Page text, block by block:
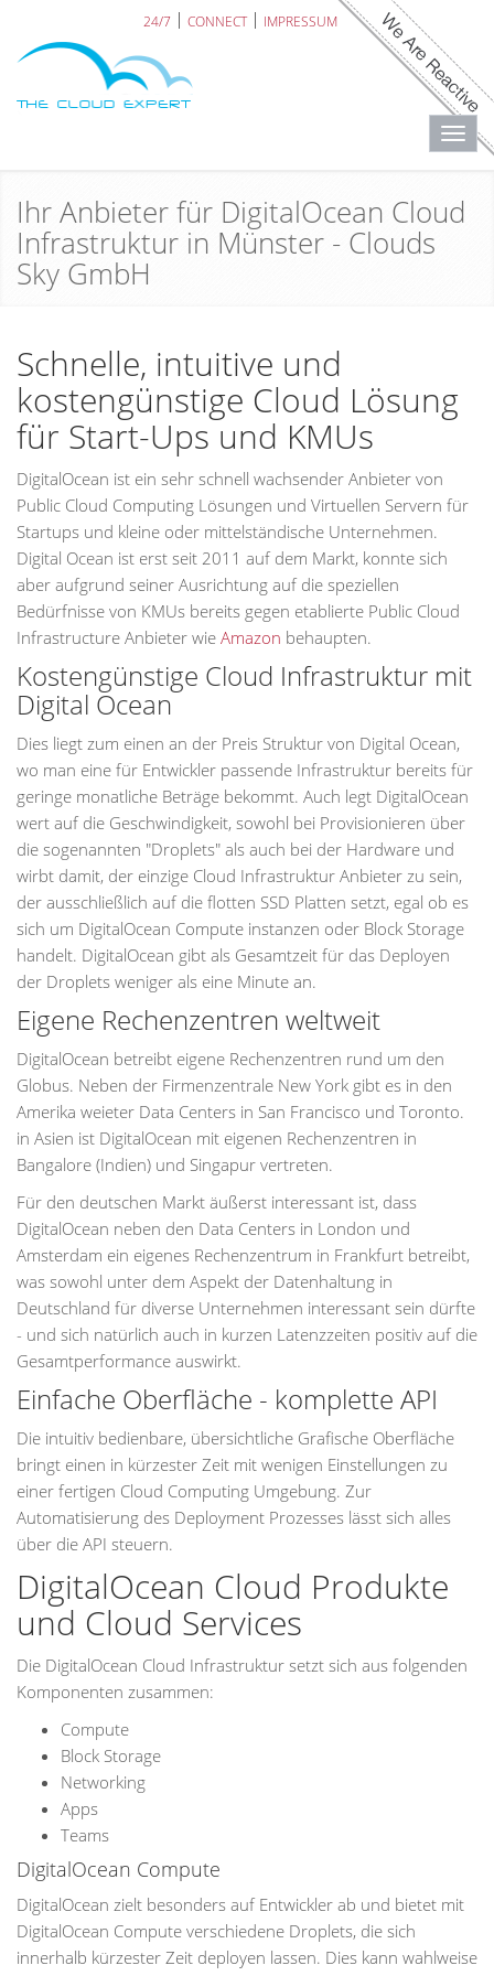
24/7 CONNECT IMPRESSUM
Ihr Anbieter für DigitalOcean Cloud
Infrastruktur in Münster - Clouds
Sky GmbH
Schnelle, intuitive und
kostengünstige Cloud Lösung
für Start-Ups und KMUs
DigitalOcean ist ein sehr schnell wachsender Anbieter von
Public Cloud Computing Lösungen und Virtuellen Servern für
Startups und kleine oder mittelständische Unternehmen.
Digital Ocean ist erst seit 2011 auf dem Markt, konnte sich
aber aufgrund seiner Ausrichtung auf die speziellen
Bedürfnisse von KMUs bereits gegen etablierte Public Cloud
Infrastructure Anbieter wie Amazon behaupten.
Kostengünstige Cloud Infrastruktur mit
Digital Ocean
Dies liegt zum einen an der Preis Struktur von Digital Ocean,
wo man eine für Entwickler passende Infrastruktur bereits für
geringe monatliche Beträge bekommt. Auch legt DigitalOcean
wert auf die Geschwindigkeit, sowohl bei Provisionieren über
die sogenannten "Droplets" als auch bei der Hardware und
wirbt damit, der einzige Cloud Infrastruktur Anbieter zu sein,
der ausschließlich auf die flotten SSD Platten setzt, egal ob es
sich um DigitalOcean Compute instanzen oder Block Storage
handelt. DigitalOcean gibt als Gesamtzeit für das Deployen
der Droplets weniger als eine Minute an.
Eigene Rechenzentren weltweit
DigitalOcean betreibt eigene Rechenzentren rund um den
Globus. Neben der Firmenzentrale New York gibt es in den
Amerika weieter Data Centers in San Francisco und Toronto.
in Asien ist DigitalOcean mit eigenen Rechenzentren in
Bangalore (Indien) und Singapur vertreten.
Für den deutschen Markt äußerst interessant ist, dass
DigitalOcean neben den Data Centers in London und
Amsterdam ein eigenes Rechenzentrum in Frankfurt betreibt,
was sowohl unter dem Aspekt der Datenhaltung in
Deutschland für diverse Unternehmen interessant sein dürfte
- und sich natürlich auch in kurzen Latenzzeiten positiv auf die
Gesamtperformance auswirkt.
Einfache Oberfläche - komplette API
Die intuitiv bedienbare, übersichtliche Grafische Oberfläche
bringt einen in kürzester Zeit mit wenigen Einstellungen zu
einer fertigen Cloud Computing Umgebung. Zur
Automatisierung des Deployment Prozesses lässt sich alles
über die API steuern.
DigitalOcean Cloud Produkte
und Cloud Services
Die DigitalOcean Cloud Infrastruktur setzt sich aus folgenden
Komponenten zusammen:
Compute
Block Storage
Networking
Apps
Teams
DigitalOcean Compute
DigitalOcean zielt besonders auf Entwickler ab und bietet mit
DigitalOcean Compute verschiedene Droplets, die sich
innerhalb kürzester Zeit deployen lassen. Dies kann wahlweise